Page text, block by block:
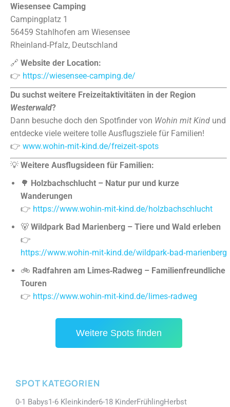
Wiesensee Camping
Campingplatz 1
56459 Stahlhofen am Wiesensee
Rheinland‑Pfalz, Deutschland
🔗 Website der Location:
👉 https://wiesensee‑camping.de/
Du suchst weitere Freizeitaktivitäten in der Region
Westerwald?
Dann besuche doch den Spotfinder von Wohin mit Kind und
entdecke viele weitere tolle Ausflugsziele für Familien!
👉 www.wohin‑mit‑kind.de/freizeit‑spots
💡 Weitere Ausflugsideen für Familien:
🌳 Holzbachschlucht – Natur pur und kurze
Wanderungen
👉 https://www.wohin‑mit‑kind.de/holzbachschlucht
🐻 Wildpark Bad Marienberg – Tiere und Wald erleben
👉
https://www.wohin‑mit‑kind.de/wildpark‑bad‑marienberg
🚲 Radfahren am Limes‑Radweg – Familienfreundliche
Touren
👉 https://www.wohin‑mit‑kind.de/limes‑radweg
Weitere Spots finden
SPOT KATEGORIEN
0-1 Babys1-6 Kleinkinder6-18 KinderFrühlingHerbst